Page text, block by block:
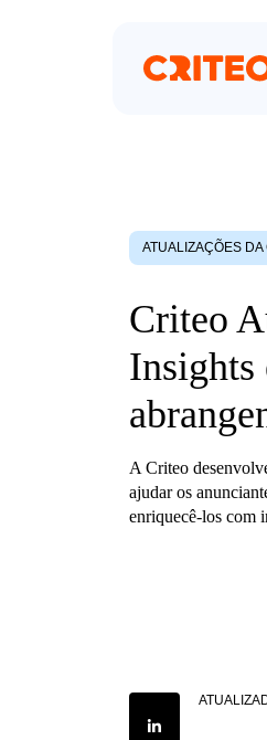
ATUALIZAÇÕES DA
Criteo
Insights
A Criteo
ajudar os
enriquecê-los com
Share on LinkedIn